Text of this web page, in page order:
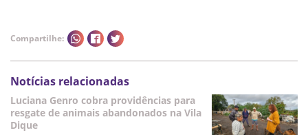
Compartilhe:
Notícias relacionadas
Luciana Genro cobra providências para
resgate de animais abandonados na Vila
Dique